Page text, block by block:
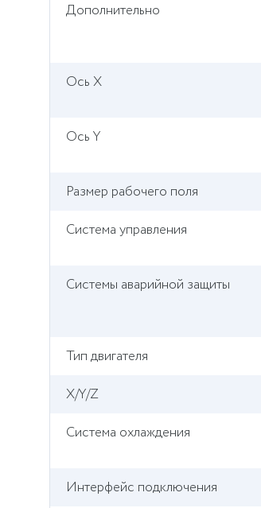
Дополнительно
Ось X
Ось Y
Размер рабочего поля
Система управления
Системы аварийной защиты
Тип двигателя
X/Y/Z
Система охлаждения
Интерфейс подключения